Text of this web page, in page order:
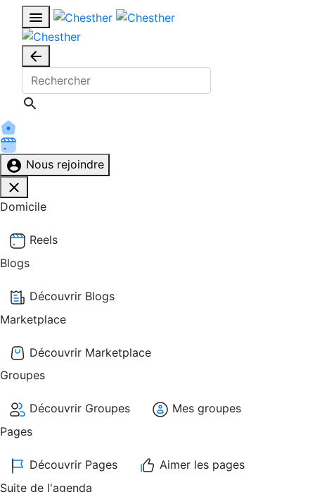
Nous rejoindre
Domicile
Reels
Blogs
Découvrir Blogs
Marketplace
Découvrir Marketplace
Groupes
Découvrir Groupes
Mes groupes
Pages
Découvrir Pages
Aimer les pages
Suite de l'agenda